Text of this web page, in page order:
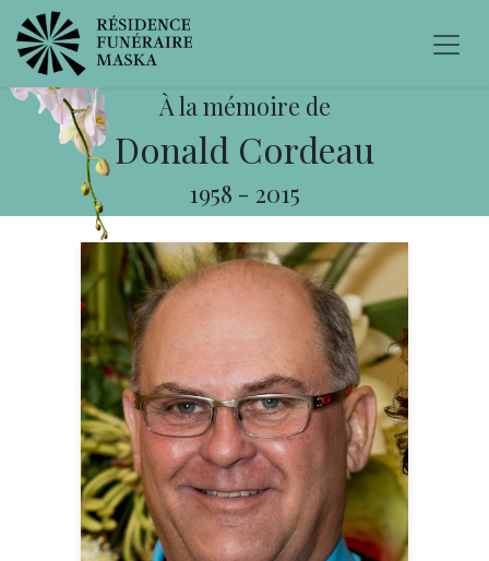
À la mémoire de
Donald Cordeau
1958 - 2015